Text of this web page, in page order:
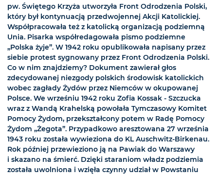
pw. Świętego Krzyża utworzyła Front Odrodzenia Polski,
który był kontynuacją przedwojennej Akcji Katolickiej.
Współpracowała też z katolicką organizacją podziemną
Unia. Pisarka współredagowała pismo podziemne
„Polska żyje”. W 1942 roku opublikowała napisany przez
siebie protest sygnowany przez Front Odrodzenia Polski.
Co w nim znajdziemy? Dokument zawierał głos
zdecydowanej niezgody polskich środowisk katolickich
wobec zagłady Żydów przez Niemców w okupowanej
Polsce. We wrześniu 1942 roku Zofia Kossak - Szczucka
wraz z Wandą Krahelską powołała Tymczasowy Komitet
Pomocy Żydom, przekształcony potem w Radę Pomocy
Żydom „Żegota”. Przypadkowo aresztowana 27 września
1943 roku została wywieziona do KL Auschwitz-Birkenau.
Rok później przewieziono ją na Pawiak do Warszawy
i skazano na śmierć. Dzięki staraniom władz podziemia
została uwolniona i wzięła czynny udział w Powstaniu